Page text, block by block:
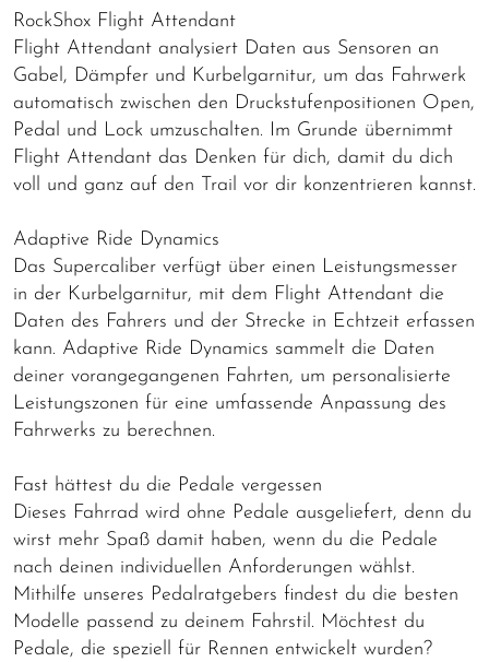
RockShox Flight Attendant
Flight Attendant analysiert Daten aus Sensoren an
Gabel, Dämpfer und Kurbelgarnitur, um das Fahrwerk
automatisch zwischen den Druckstufenpositionen Open,
Pedal und Lock umzuschalten. Im Grunde übernimmt
Flight Attendant das Denken für dich, damit du dich
voll und ganz auf den Trail vor dir konzentrieren kannst.
Adaptive Ride Dynamics
Das Supercaliber verfügt über einen Leistungsmesser
in der Kurbelgarnitur, mit dem Flight Attendant die
Daten des Fahrers und der Strecke in Echtzeit erfassen
kann. Adaptive Ride Dynamics sammelt die Daten
deiner vorangegangenen Fahrten, um personalisierte
Leistungszonen für eine umfassende Anpassung des
Fahrwerks zu berechnen.
Fast hättest du die Pedale vergessen
Dieses Fahrrad wird ohne Pedale ausgeliefert, denn du
wirst mehr Spaß damit haben, wenn du die Pedale
nach deinen individuellen Anforderungen wählst.
Mithilfe unseres Pedalratgebers findest du die besten
Modelle passend zu deinem Fahrstil. Möchtest du
Pedale, die speziell für Rennen entwickelt wurden?